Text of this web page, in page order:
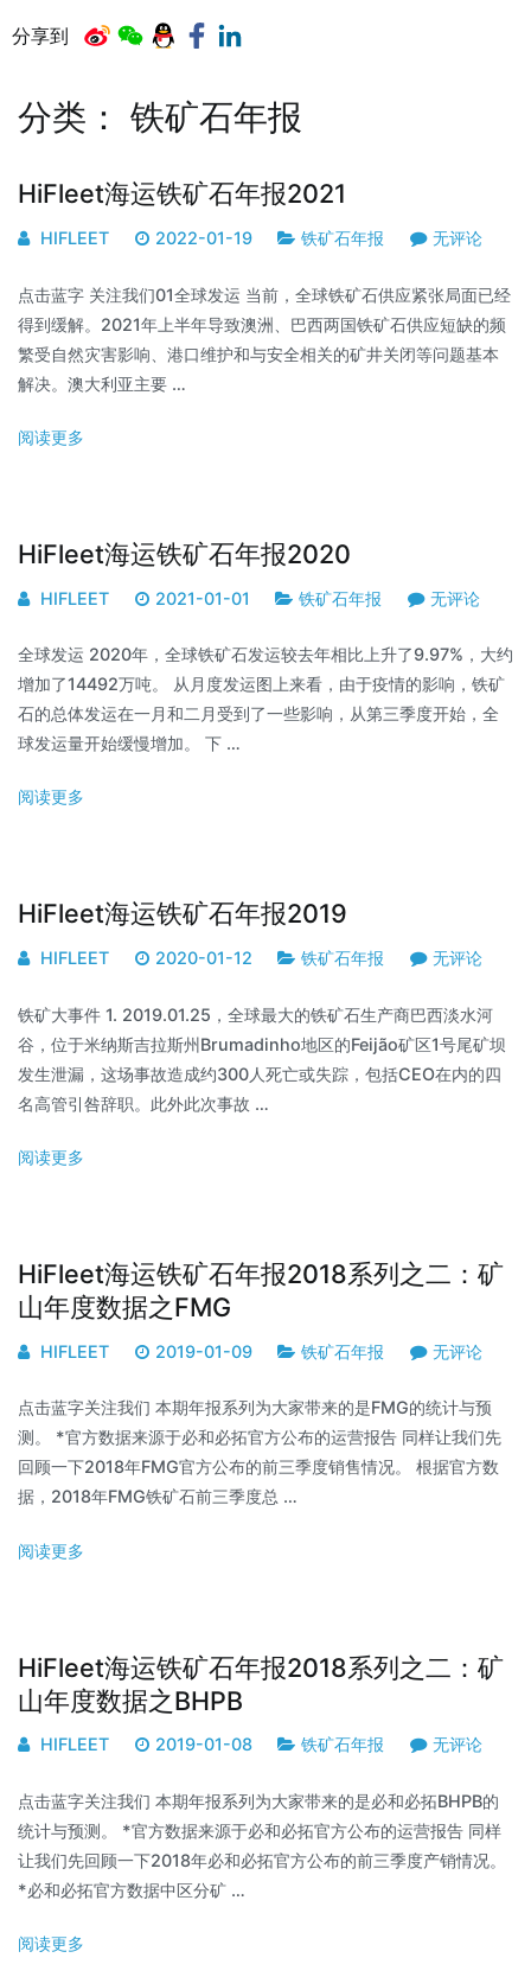
分享到
分类： 铁矿石年报
HiFleet海运铁矿石年报2021
HIFLEET 2022-01-19 铁矿石年报 无评论
点击蓝字 关注我们01全球发运 当前，全球铁矿石供应紧张局面已经
得到缓解。2021年上半年导致澳洲、巴西两国铁矿石供应短缺的频
繁受自然灾害影响、港口维护和与安全相关的矿井关闭等问题基本
解决。澳大利亚主要 …
阅读更多
HiFleet海运铁矿石年报2020
HIFLEET 2021-01-01 铁矿石年报 无评论
全球发运 2020年，全球铁矿石发运较去年相比上升了9.97%，大约
增加了14492万吨。 从月度发运图上来看，由于疫情的影响，铁矿
石的总体发运在一月和二月受到了一些影响，从第三季度开始，全
球发运量开始缓慢增加。 下 …
阅读更多
HiFleet海运铁矿石年报2019
HIFLEET 2020-01-12 铁矿石年报 无评论
铁矿大事件 1. 2019.01.25，全球最大的铁矿石生产商巴西淡水河
谷，位于米纳斯吉拉斯州Brumadinho地区的Feijão矿区1号尾矿坝
发生泄漏，这场事故造成约300人死亡或失踪，包括CEO在内的四
名高管引咎辞职。此外此次事故 …
阅读更多
HiFleet海运铁矿石年报2018系列之二：矿
山年度数据之FMG
HIFLEET 2019-01-09 铁矿石年报 无评论
点击蓝字关注我们 本期年报系列为大家带来的是FMG的统计与预
测。 *官方数据来源于必和必拓官方公布的运营报告 同样让我们先
回顾一下2018年FMG官方公布的前三季度销售情况。 根据官方数
据，2018年FMG铁矿石前三季度总 …
阅读更多
HiFleet海运铁矿石年报2018系列之二：矿
山年度数据之BHPB
HIFLEET 2019-01-08 铁矿石年报 无评论
点击蓝字关注我们 本期年报系列为大家带来的是必和必拓BHPB的
统计与预测。 *官方数据来源于必和必拓官方公布的运营报告 同样
让我们先回顾一下2018年必和必拓官方公布的前三季度产销情况。
*必和必拓官方数据中区分矿 …
阅读更多